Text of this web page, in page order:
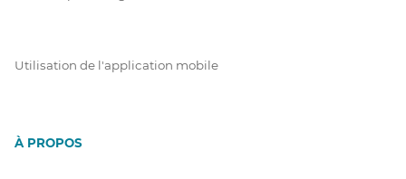
Utilisation de l'application mobile
À PROPOS